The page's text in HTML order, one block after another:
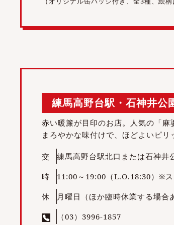
練馬高野台駅・石神井公
赤い暖簾が目印のお店。人気の「麻
まろやかな味付けで、ほどよいピ
交
練馬高野台駅北口または石神井
時
11:00～19:00（L.O.18:30）※
休
月曜日（ほか臨時休業する場合
（03）3996-1857